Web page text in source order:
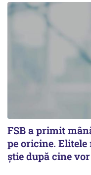
FSB a primit
pe oricine. Elitele
știe după cine